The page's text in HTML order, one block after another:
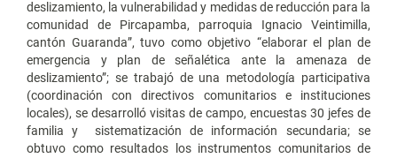
deslizamiento, la vulnerabilidad y medidas de reducción para la
comunidad de Pircapamba, parroquia Ignacio Veintimilla,
cantón Guaranda”, tuvo como objetivo “elaborar el plan de
emergencia y plan de señalética ante la amenaza de
deslizamiento”; se trabajó de una metodología participativa
(coordinación con directivos comunitarios e instituciones
locales), se desarrolló visitas de campo, encuestas 30 jefes de
familia y sistematización de información secundaria; se
obtuvo como resultados los instrumentos comunitarios de